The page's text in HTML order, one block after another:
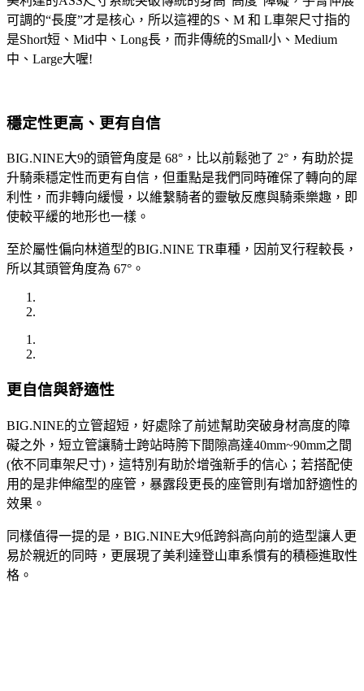
可調的“長度”才是核心，所以這裡的S、M 和 L車架尺寸指的
是Short短、Mid中、Long長，而非傳統的Small小、Medium
中、Large大喔!
穩定性更高、更有自信
BIG.NINE大9的頭管角度是 68°，比以前鬆弛了 2°，有助於提
升騎乘穩定性而更有自信，但重點是我們同時確保了轉向的犀
利性，而非轉向緩慢，以維繫騎者的靈敏反應與騎乘樂趣，即
使較平緩的地形也一樣。
至於屬性偏向林道型的BIG.NINE TR車種，因前叉行程較長，
所以其頭管角度為 67°。
更自信與舒適性
BIG.NINE的立管超短，好處除了前述幫助突破身材高度的障
礙之外，短立管讓騎士跨站時胯下間隙高達40mm~90mm之間
(依不同車架尺寸)，這特別有助於增強新手的信心；若搭配使
用的是非伸縮型的座管，暴露段更長的座管則有增加舒適性的
效果。
同樣值得一提的是，BIG.NINE大9低跨斜高向前的造型讓人更
易於親近的同時，更展現了美利達登山車系慣有的積極進取性
格。